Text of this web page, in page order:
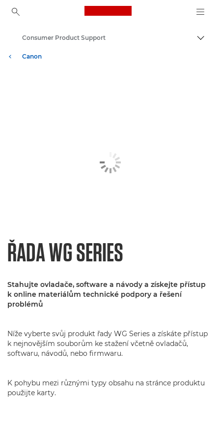
Canon Logo, back to
Canon
Consumer Product Support
ŘADA WG SERIES
Stahujte ovladače, software a návody a získejte přístup
k online materiálům technické podpory a řešení
problémů
Níže vyberte svůj produkt řady WG Series a získáte přístup
k nejnovějším souborům ke stažení včetně ovladačů,
softwaru, návodů, nebo firmwaru.
K pohybu mezi různými typy obsahu na stránce produktu
použijte karty.